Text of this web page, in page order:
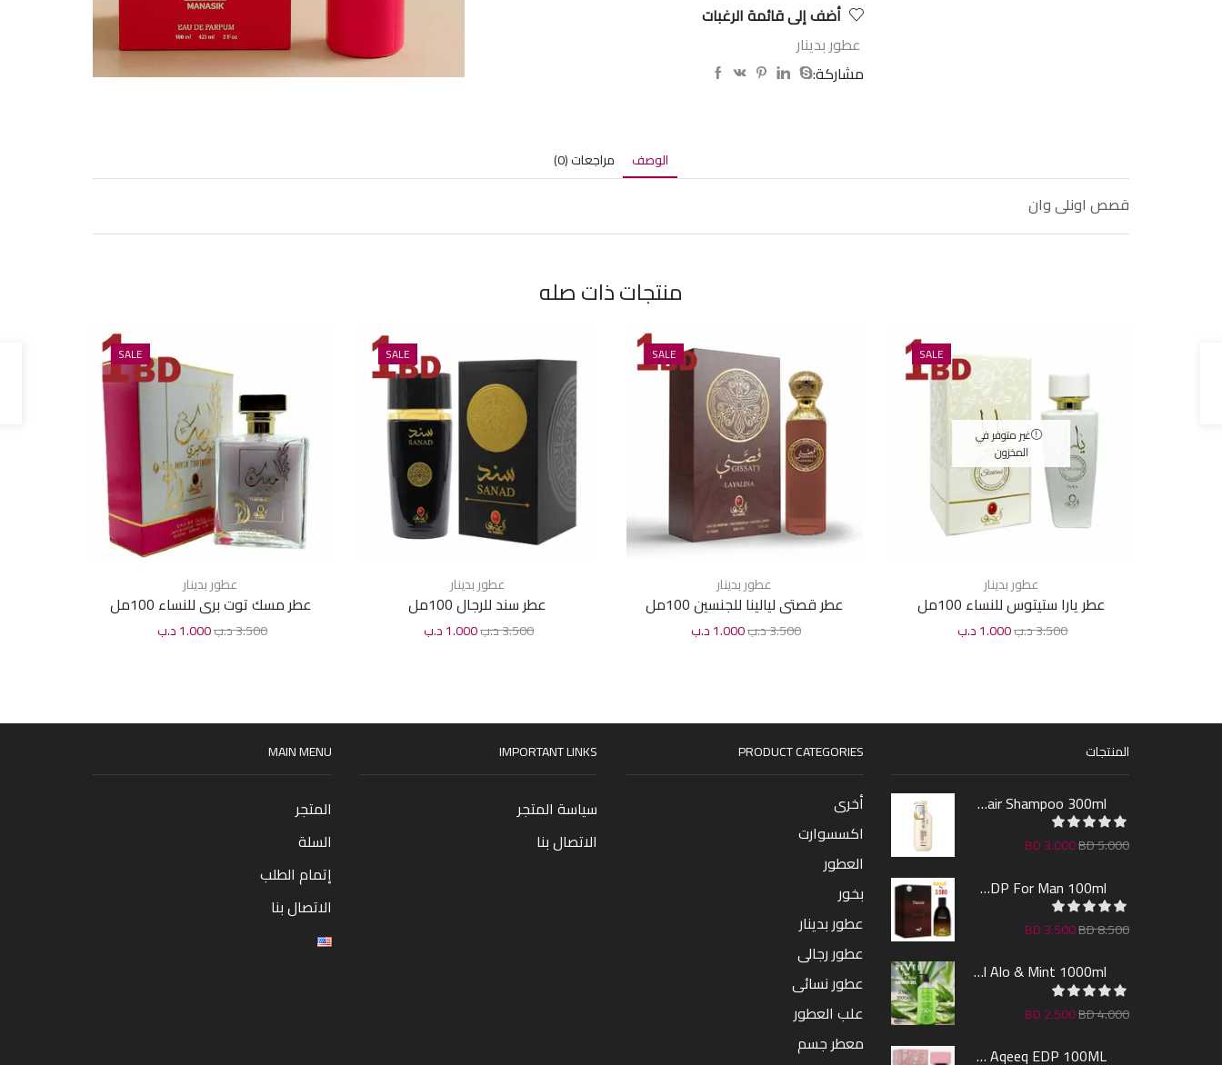
أضف إلى قائمة الرغبات
عطور بدينار
مشاركة:
الوصف مراجعات (0)
قصص اونلى وان
منتجات ذات صله
SALE
غير متوفر في
المخزون
عطور بدينار
عطر يارا ستيتوس للنساء 100مل
3.500د.ب1.000د.ب
SALE
عطور بدينار
عطر قصتى ليالينا للجنسين 100مل
3.500د.ب1.000د.ب
SALE
عطور بدينار
عطر سند للرجال 100مل
3.500د.ب1.000د.ب
SALE
عطور بدينار
عطر مسك توت برى للنساء 100مل
3.500د.ب1.000د.ب
MAIN MENU
المتجر
السلة
إتمام الطلب
الاتصال بنا
IMPORTANT LINKS
سياسة المتجر
الاتصال بنا
PRODUCT CATEGORIES
أخرى
اكسسوارت
العطور
بخور
عطور بدينار
عطور رجالى
عطور نسائى
علب العطور
معطر جسم
المنتجات
Sakura Hair Shampoo 300ml
BD5.000
BD3.000
Farcent EDP For Man 100ml
BD8.500
BD3.500
Revel Shower Gel Alo & Mint 1000ml
BD4.000
BD2.500
Lara By AL Aqeeq EDP 100ML